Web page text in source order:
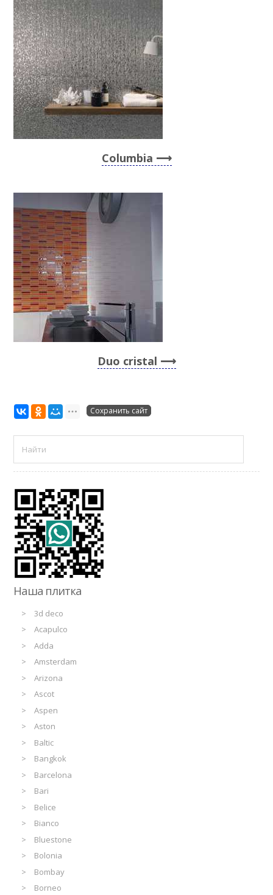
Columbia
Duo cristal
Сохранить сайт
Наша плитка
3d deco
Acapulco
Adda
Amsterdam
Arizona
Ascot
Aspen
Aston
Baltic
Bangkok
Barcelona
Bari
Belice
Bianco
Bluestone
Bolonia
Bombay
Borneo